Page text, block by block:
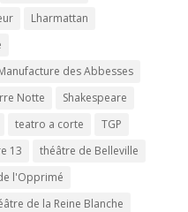
Lharmattan
des Abbesses
Notte
Shakespeare
teatro a corte
TGP
13
théâtre de Belleville
l'Opprimé
de la Reine Blanche